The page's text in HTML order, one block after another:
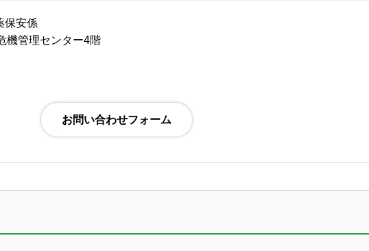
保安係
機管理センター4階